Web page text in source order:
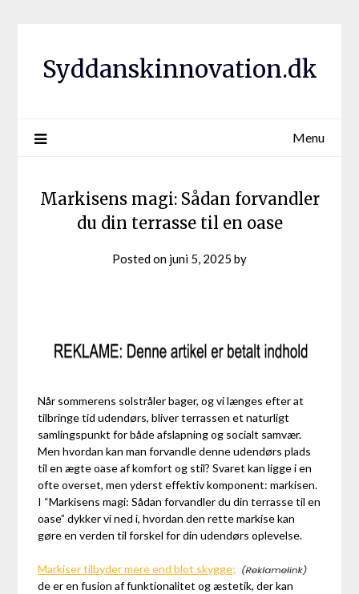
Syddanskinnovation.dk
Menu
Markisens magi: Sådan forvandler
du din terrasse til en oase
Posted on juni 5, 2025 by
Når sommerens solstråler bager, og vi længes efter at
tilbringe tid udendørs, bliver terrassen et naturligt
samlingspunkt for både afslapning og socialt samvær.
Men hvordan kan man forvandle denne udendørs plads
til en ægte oase af komfort og stil? Svaret kan ligge i en
ofte overset, men yderst effektiv komponent: markisen.
I “Markisens magi: Sådan forvandler du din terrasse til en
oase” dykker vi ned i, hvordan den rette markise kan
gøre en verden til forskel for din udendørs oplevelse.
Markiser tilbyder mere end blot skygge;
de er en fusion af funktionalitet og æstetik, der kan